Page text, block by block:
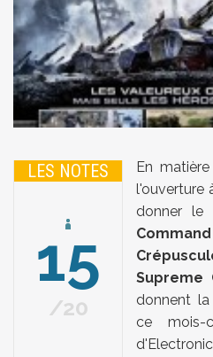
LES NOTES
15
20
En
l'ouverture
donner le
Supreme
donnent
ce